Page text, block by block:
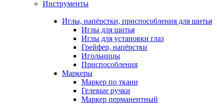
Инструменты
Иглы, напёрстки, приспособления для шитья
Иглы для шитья
Иглы для установки глаз
Грейфер, напёрстки
Игольницы
Приспособления
Маркеры
Маркер по ткани
Гелевые ручки
Маркер перманентный